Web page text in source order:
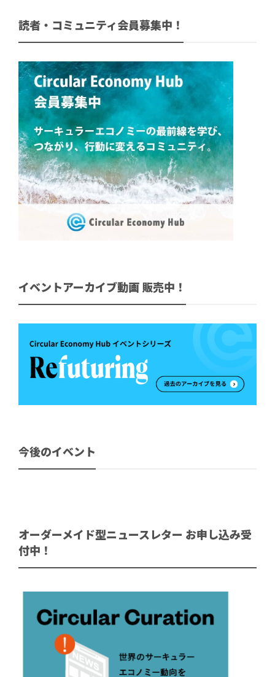
読者・コミュニティ会員募集中！
イベントアーカイブ動画 販売中！
今後のイベント
オーダーメイド型ニュースレター お申し込み受
付中！